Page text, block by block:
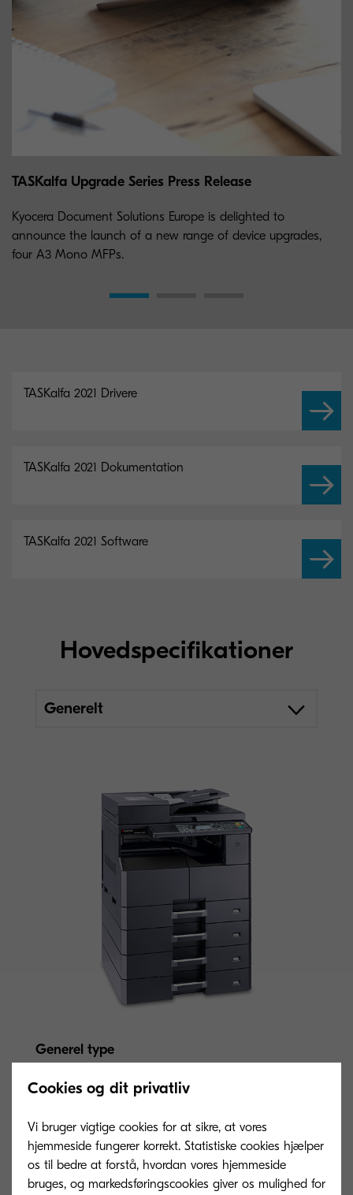
TASKalfa Upgrade Series Press Release
Kyocera Document Solutions Europe is delighted to
announce the launch of a new range of device upgrades,
four A3 Mono MFPs.
TASKalfa 2021 Drivere
TASKalfa 2021 Dokumentation
TASKalfa 2021 Software
Hovedspecifikationer
Generelt
Generel type
Udskrivningshastighed
Op til 18/8 sider pr. minut A4/A3
Cookies og dit privatliv
Vi bruger vigtige cookies for at sikre, at vores
hjemmeside fungerer korrekt. Statistiske cookies hjælper
os til bedre at forstå, hvordan vores hjemmeside
bruges, og markedsføringscookies giver os mulighed for